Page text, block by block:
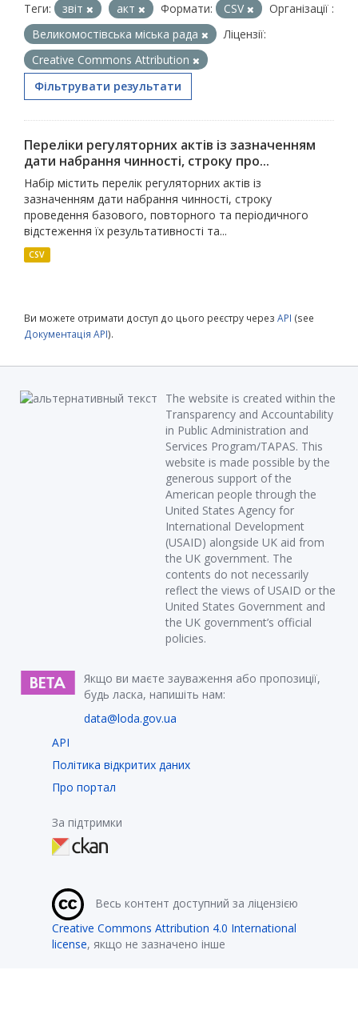
Теги: звіт акт Формати: CSV
Організації :
Великомостівська міська рада
Ліцензії:
Creative Commons Attribution
Фільтрувати результати
Переліки регуляторних актів із зазначенням
дати набрання чинності, строку про...
Набір містить перелік регуляторних актів із
зазначенням дати набрання чинності, строку
проведення базового, повторного та періодичного
відстеження їх результативності та...
CSV
Ви можете отримати доступ до цього реєстру через API (see
Документація API).
The website is created within the
Transparency and Accountability
in Public Administration and
Services Program/TAPAS. This
website is made possible by the
generous support of the
American people through the
United States Agency for
International Development
(USAID) alongside UK aid from
the UK government. The
contents do not necessarily
reflect the views of USAID or the
United States Government and
the UK government’s official
policies.
Якщо ви маєте зауваження або пропозиції,
будь ласка, напишіть нам:
data@loda.gov.ua
API
Політика відкритих даних
Про портал
За підтримки
Весь контент доступний за ліцензією
Creative Commons Attribution 4.0 International
license, якщо не зазначено інше